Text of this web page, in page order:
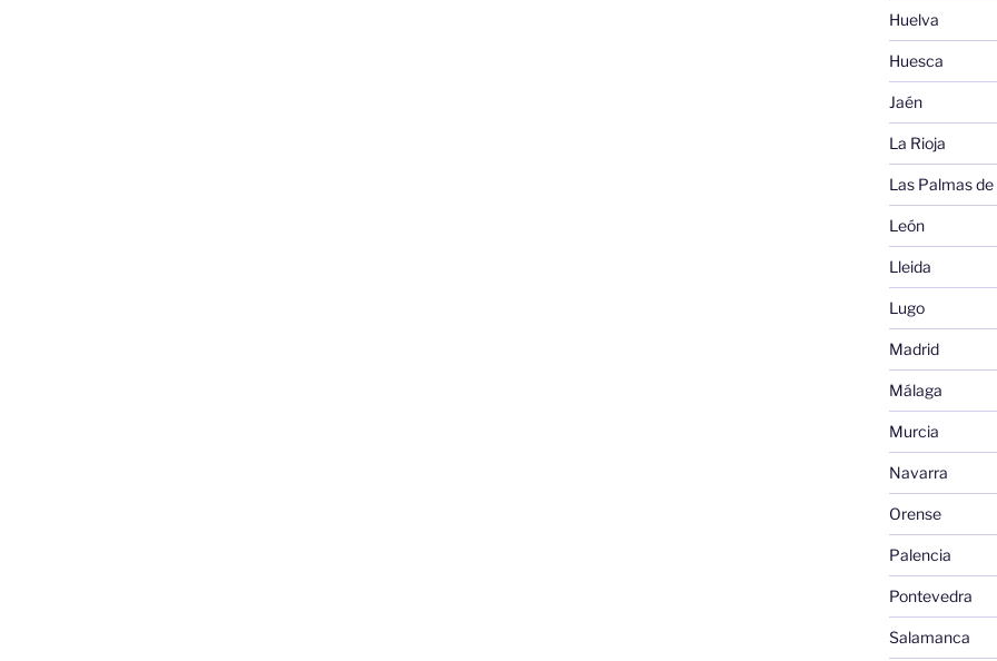
Huelva
Huesca
Jaén
La Rioja
Las Palmas
León
Lleida
Lugo
Madrid
Málaga
Murcia
Navarra
Orense
Palencia
Pontevedra
Salamanca